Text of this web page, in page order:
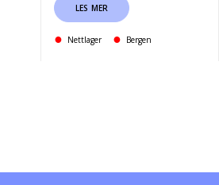
LES MER
Nettlager Bergen